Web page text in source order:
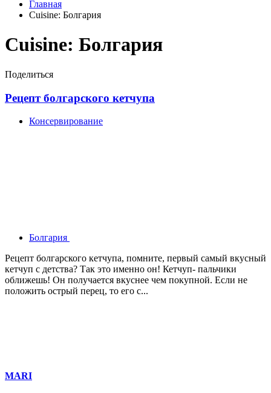
Главная
Cuisine: Болгария
Cuisine: Болгария
Поделиться
Рецепт болгарского кетчупа
Консервирование
Болгария
Рецепт болгарского кетчупа, помните, первый самый вкусный
кетчуп с детства? Так это именно он! Кетчуп- пальчики
оближешь! Он получается вкуснее чем покупной. Если не
положить острый перец, то его с...
MARI